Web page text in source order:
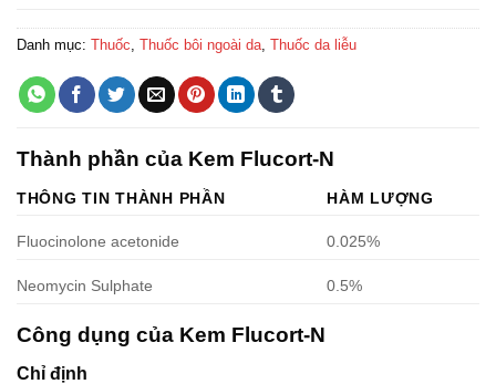
Danh mục: Thuốc Thuốc bôi ngoài da Thuốc da liễu
Thành phần của Kem Flucort-N
THÔNG TIN THÀNH PHẦN HÀM LƯỢNG
Fluocinolone acetonide 0.025%
Neomycin Sulphate 0.5%
Công dụng của Kem Flucort-N
Chỉ định